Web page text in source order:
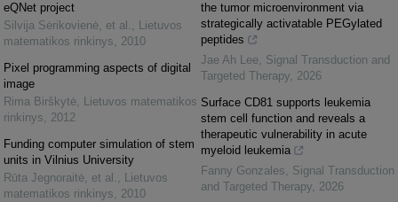
eQNet project
Silvija Sėrikovienė, et al. , Lietuvos
matematikos rinkinys, 2010
Pixel programming aspects of digital
image
Rima Birškytė, Lietuvos matematikos
rinkinys, 2012
Funding computer simulation of stem
units in Vilnius University
Rūta Jegnoraitė, et al. , Lietuvos
matematikos rinkinys, 2010
the tumor microenvironment via
strategically activatable PEGylated
peptides
Jae Ah Lee, Signal Transduction and
Targeted Therapy, 2026
Surface CD81 supports leukemia
stem cell function and reveals a
therapeutic vulnerability in acute
myeloid leukemia
Fanny Gonzales, Signal Transduction
and Targeted Therapy, 2026